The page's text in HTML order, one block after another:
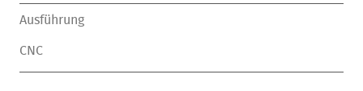
Ausführung
CNC